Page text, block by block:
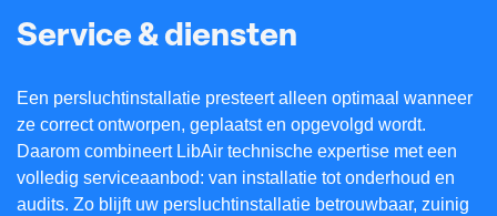
Service & diensten
Een persluchtinstallatie presteert alleen optimaal wanneer
ze correct ontworpen, geplaatst en opgevolgd wordt.
Daarom combineert LibAir technische expertise met een
volledig serviceaanbod: van installatie tot onderhoud en
audits. Zo blijft uw persluchtinstallatie betrouwbaar, zuinig